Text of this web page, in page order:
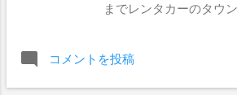
までレンタカーのタウ
イクル処分に持ってい
をヤマダ電機に持ち込
コメントを投稿